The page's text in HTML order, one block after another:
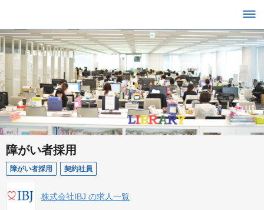
障がい者採用
障がい者採用 契約社員
株式会社IBJ の求人一覧